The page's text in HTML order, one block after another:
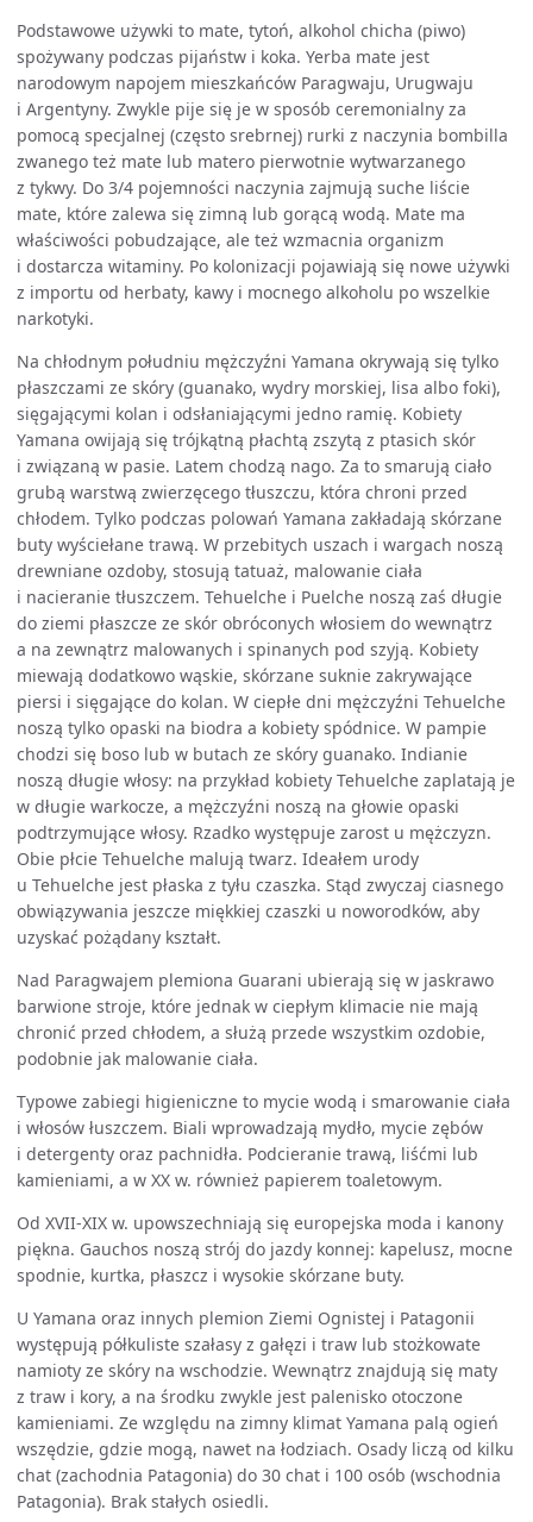
Podstawowe używki to mate, tytoń, alkohol chicha (piwo)
spożywany podczas pijaństw i koka. Yerba mate jest
narodowym napojem mieszkańców Paragwaju, Urugwaju
i Argentyny. Zwykle pije się je w sposób ceremonialny za
pomocą specjalnej (często srebrnej) rurki z naczynia bombilla
zwanego też mate lub matero pierwotnie wytwarzanego
z tykwy. Do 3/4 pojemności naczynia zajmują suche liście
mate, które zalewa się zimną lub gorącą wodą. Mate ma
właściwości pobudzające, ale też wzmacnia organizm
i dostarcza witaminy. Po kolonizacji pojawiają się nowe używki
z importu od herbaty, kawy i mocnego alkoholu po wszelkie
narkotyki.
Na chłodnym południu mężczyźni Yamana okrywają się tylko
płaszczami ze skóry (guanako, wydry morskiej, lisa albo foki),
sięgającymi kolan i odsłaniającymi jedno ramię. Kobiety
Yamana owijają się trójkątną płachtą zszytą z ptasich skór
i związaną w pasie. Latem chodzą nago. Za to smarują ciało
grubą warstwą zwierzęcego tłuszczu, która chroni przed
chłodem. Tylko podczas polowań Yamana zakładają skórzane
buty wyściełane trawą. W przebitych uszach i wargach noszą
drewniane ozdoby, stosują tatuaż, malowanie ciała
i nacieranie tłuszczem. Tehuelche i Puelche noszą zaś długie
do ziemi płaszcze ze skór obróconych włosiem do wewnątrz
a na zewnątrz malowanych i spinanych pod szyją. Kobiety
miewają dodatkowo wąskie, skórzane suknie zakrywające
piersi i sięgające do kolan. W ciepłe dni mężczyźni Tehuelche
noszą tylko opaski na biodra a kobiety spódnice. W pampie
chodzi się boso lub w butach ze skóry guanako. Indianie
noszą długie włosy: na przykład kobiety Tehuelche zaplatają je
w długie warkocze, a mężczyźni noszą na głowie opaski
podtrzymujące włosy. Rzadko występuje zarost u mężczyzn.
Obie płcie Tehuelche malują twarz. Ideałem urody
u Tehuelche jest płaska z tyłu czaszka. Stąd zwyczaj ciasnego
obwiązywania jeszcze miękkiej czaszki u noworodków, aby
uzyskać pożądany kształt.
Nad Paragwajem plemiona Guarani ubierają się w jaskrawo
barwione stroje, które jednak w ciepłym klimacie nie mają
chronić przed chłodem, a służą przede wszystkim ozdobie,
podobnie jak malowanie ciała.
Typowe zabiegi higieniczne to mycie wodą i smarowanie ciała
i włosów łuszczem. Biali wprowadzają mydło, mycie zębów
i detergenty oraz pachnidła. Podcieranie trawą, liśćmi lub
kamieniami, a w XX w. również papierem toaletowym.
Od XVII-XIX w. upowszechniają się europejska moda i kanony
piękna. Gauchos noszą strój do jazdy konnej: kapelusz, mocne
spodnie, kurtka, płaszcz i wysokie skórzane buty.
U Yamana oraz innych plemion Ziemi Ognistej i Patagonii
występują półkuliste szałasy z gałęzi i traw lub stożkowate
namioty ze skóry na wschodzie. Wewnątrz znajdują się maty
z traw i kory, a na środku zwykle jest palenisko otoczone
kamieniami. Ze względu na zimny klimat Yamana palą ogień
wszędzie, gdzie mogą, nawet na łodziach. Osady liczą od kilku
chat (zachodnia Patagonia) do 30 chat i 100 osób (wschodnia
Patagonia). Brak stałych osiedli.